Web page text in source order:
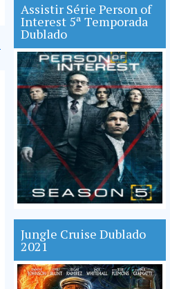
Assistir Série Person of
Interest 5ª Temporada
Dublado
Jungle Cruise Dublado
2021